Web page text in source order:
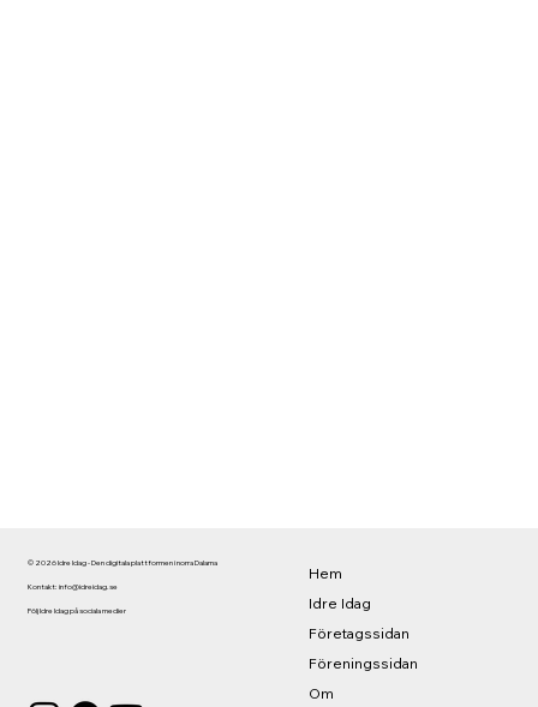
© 2026 Idre Idag - Den digitala plattformen i norra Dalarna
Kontakt: info@idreidag.se
Följ Idre Idag på sociala medier
Hem
Idre Idag
Företagssidan
Föreningssidan
Om